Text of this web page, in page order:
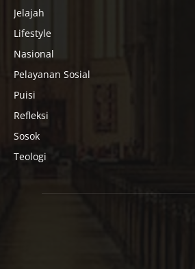
Jelajah
Lifestyle
Nasional
Pelayanan Sosial
Puisi
Refleksi
Sosok
Teologi